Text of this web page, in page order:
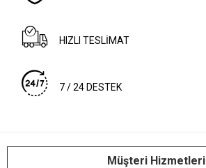
HIZLI TESLİMAT
7 / 24 DESTEK
Müşteri Hizmetleri